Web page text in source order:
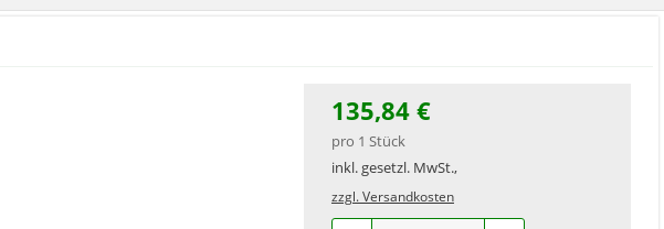
135,84 €
pro 1 Stück
inkl. gesetzl. MwSt.,
zzgl. Versandkosten